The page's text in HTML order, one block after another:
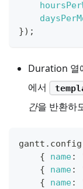
}) ;
Duration 열
에서
간을 반환하
gantt . config
{
name:
{
name:
{
name: